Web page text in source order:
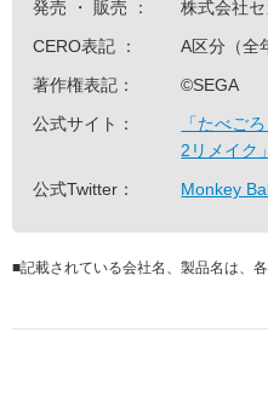
発売 ・ 販売 ：
株式会社
CERO表記 ：
A区分（全
著作権表記：
©SEGA
公式サイト：
「たべご
2リメイク
公式Twitter：
Monkey
■記載されている会社名、製品名は、